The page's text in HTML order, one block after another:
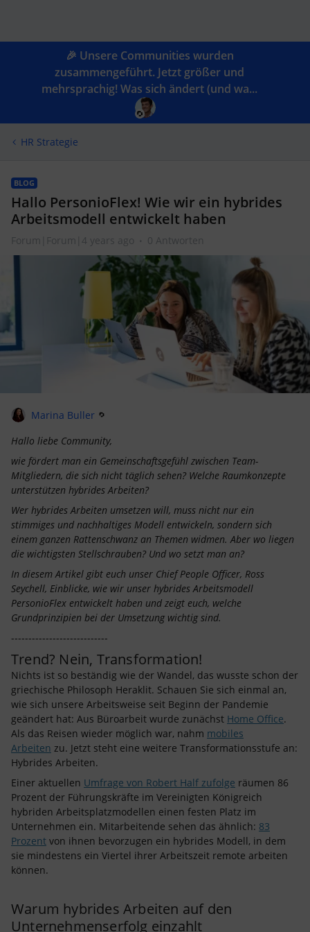
🎉 Unsere Communities wurden
zusammengeführt. Jetzt größer und
mehrsprachig! Was sich ändert (und wa...
HR Strategie
BLOG
Hallo PersonioFlex! Wie wir ein hybrides
Arbeitsmodell entwickelt haben
Forum|Forum|4 years ago 0 Antworten
Marina Buller
Hallo liebe Community,
wie fördert man ein Gemeinschaftsgefühl zwischen Team-
Mitgliedern, die sich nicht täglich sehen? Welche Raumkonzepte
unterstützen hybrides Arbeiten?
Wer hybrides Arbeiten umsetzen will, muss nicht nur ein
stimmiges und nachhaltiges Modell entwickeln, sondern sich
einem ganzen Rattenschwanz an Themen widmen. Aber wo liegen
die wichtigsten Stellschrauben? Und wo setzt man an?
In diesem Artikel gibt euch unser Chief People Officer, Ross
Seychell, Einblicke, wie wir unser hybrides Arbeitsmodell
PersonioFlex entwickelt haben und zeigt euch, welche
Grundprinzipien bei der Umsetzung wichtig sind.
----------------------------
Trend? Nein, Transformation!
Nichts ist so beständig wie der Wandel, das wusste schon der
griechische Philosoph Heraklit. Schauen Sie sich einmal an,
wie sich unsere Arbeitsweise seit Beginn der Pandemie
geändert hat: Aus Büroarbeit wurde zunächst Home Office.
Als das Reisen wieder möglich war, nahm mobiles
Arbeiten zu. Jetzt steht eine weitere Transformationsstufe an:
Hybrides Arbeiten.
Einer aktuellen Umfrage von Robert Half zufolge räumen 86
Prozent der Führungskräfte im Vereinigten Königreich
hybriden Arbeitsplatzmodellen einen festen Platz im
Unternehmen ein. Mitarbeitende sehen das ähnlich: 83
Prozent von ihnen bevorzugen ein hybrides Modell, in dem
sie mindestens ein Viertel ihrer Arbeitszeit remote arbeiten
können.
Warum hybrides Arbeiten auf den
Unternehmenserfolg einzahlt